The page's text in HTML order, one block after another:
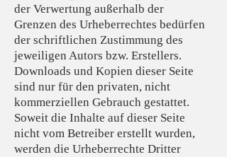
der Verwertung außerhalb der
Grenzen des Urheberrechtes bedürfen
der schriftlichen Zustimmung des
jeweiligen Autors bzw. Erstellers.
Downloads und Kopien dieser Seite
sind nur für den privaten, nicht
kommerziellen Gebrauch gestattet.
Soweit die Inhalte auf dieser Seite
nicht vom Betreiber erstellt wurden,
werden die Urheberrechte Dritter